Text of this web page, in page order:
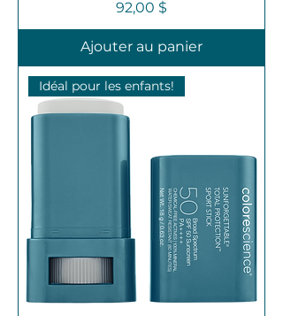
Prix
92,00 $
Ajouter au panier
Idéal pour les enfants!